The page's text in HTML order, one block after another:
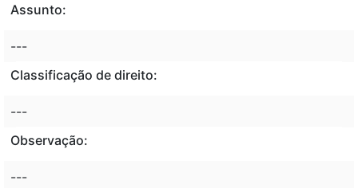
Assunto:
---
Classificação de direito:
---
Observação:
---